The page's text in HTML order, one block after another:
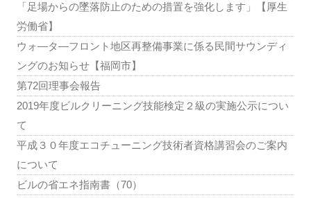
「足場からの墜落防止のための措置を強化します」【厚生
労働省】
ウォ―タ―フロント地区再整備事業に係る民間サウンディ
ングのお知らせ【福岡市】
第72回理事会報告
2019年度ビルクリーニング技能検定２級の実施公示につい
て
平成３０年度エコチューニング技術者資格講習会のご案内
について
ビルの省エネ指南書（70）